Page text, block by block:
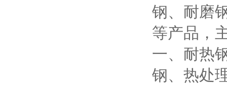
钢、耐磨
等产品
一、耐热
钢、热处